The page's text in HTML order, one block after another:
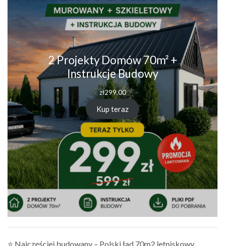
2 Projekty Domów 70m² +
Instrukcje Budowy
zł299.00
Kup teraz
⭐ Najczęściej budowany – Polski ład 70m2 letniskowy